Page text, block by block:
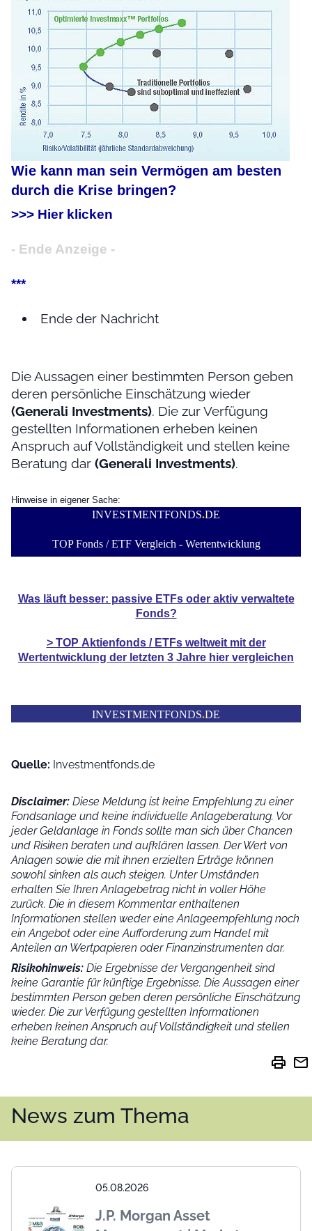
Wie kann man sein Vermögen am besten
durch die Krise bringen?
>>> Hier klicken
- Ende Anzeige -
***
Ende der Nachricht
Die Aussagen einer bestimmten Person geben
deren persönliche Einschätzung wieder
(Generali Investments). Die zur Verfügung
gestellten Informationen erheben keinen
Anspruch auf Vollständigkeit und stellen keine
Beratung dar (Generali Investments).
Hinweise in eigener Sache:
INVESTMENTFONDS.DE
TOP Fonds / ETF Vergleich - Wertentwicklung
Was läuft besser: passive ETFs oder aktiv verwaltete
Fonds?
> TOP Aktienfonds / ETFsweltweit mit der
Wertentwicklung der letzten 3 Jahre hier vergleichen
INVESTMENTFONDS.DE
Quelle: Investmentfonds.de
Disclaimer: Diese Meldung ist keine Empfehlung zu einer
Fondsanlage und keine individuelle Anlageberatung. Vor
jeder Geldanlage in Fonds sollte man sich über Chancen
und Risiken beraten und aufklären lassen. Der Wert von
Anlagen sowie die mit ihnen erzielten Erträge können
sowohl sinken als auch steigen. Unter Umständen
erhalten Sie Ihren Anlagebetrag nicht in voller Höhe
zurück. Die in diesem Kommentar enthaltenen
Informationen stellen weder eine Anlageempfehlung noch
ein Angebot oder eine Aufforderung zum Handel mit
Anteilen an Wertpapieren oder Finanzinstrumenten dar.
Risikohinweis: Die Ergebnisse der Vergangenheit sind
keine Garantie für künftige Ergebnisse. Die Aussagen einer
bestimmten Person geben deren persönliche Einschätzung
wieder. Die zur Verfügung gestellten Informationen
erheben keinen Anspruch auf Vollständigkeit und stellen
keine Beratung dar.
print mail
News zum Thema
05.08.2026
J.P. Morgan Asset